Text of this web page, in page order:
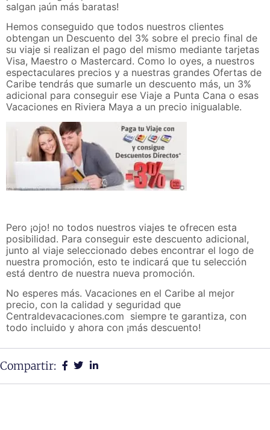
salgan ¡aún más baratas!
Hemos conseguido que todos nuestros clientes
obtengan un Descuento del 3% sobre el precio final de
su viaje si realizan el pago del mismo mediante tarjetas
Visa, Maestro o Mastercard. Como lo oyes, a nuestros
espectaculares precios y a nuestras grandes Ofertas de
Caribe tendrás que sumarle un descuento más, un 3%
adicional para conseguir ese Viaje a Punta Cana o esas
Vacaciones en Riviera Maya a un precio inigualable.
Pero ¡ojo! no todos nuestros viajes te ofrecen esta
posibilidad. Para conseguir este descuento adicional,
junto al viaje seleccionado debes encontrar el logo de
nuestra promoción, esto te indicará que tu selección
está dentro de nuestra nueva promoción.
No esperes más. Vacaciones en el Caribe al mejor
precio, con la calidad y seguridad que
Centraldevacaciones.com siempre te garantiza, con
todo incluido y ahora con ¡más descuento!
Compartir: